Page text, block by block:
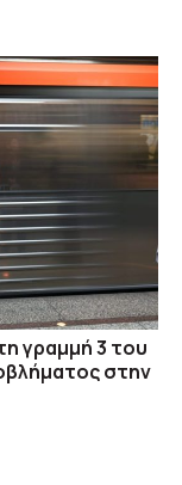
γραμμή 3 του
στην